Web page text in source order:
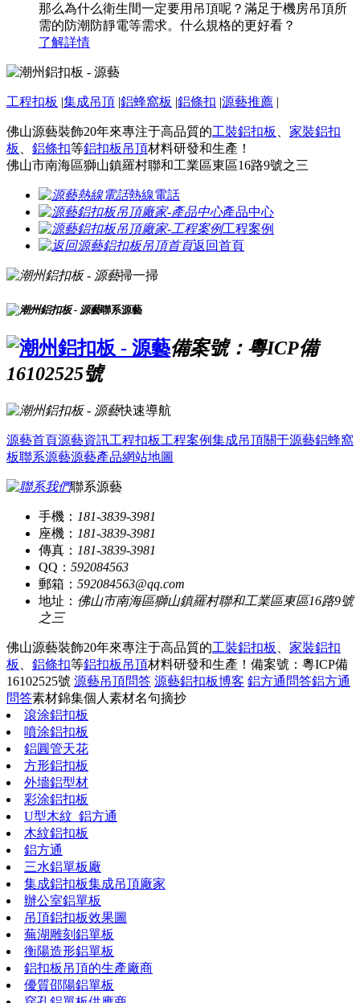
那么為什么衛生間一定要用吊頂呢？滿足于機房吊頂所
需的防潮防靜電等需求。什么規格的更好看？
了解詳情
工程扣板 集成吊頂 鋁蜂窩板 鋁條扣 源藝推薦
佛山源藝裝飾20年來專注于高品質的工裝鋁扣板 、 家裝鋁扣
板 、 鋁條扣等鋁扣板吊頂材料研發和生產！
佛山市南海區獅山鎮羅村聯和工業區東區16路9號之三
熱線電話
產品中心
工程案例
返回首頁
掃一掃
聯系源藝
備案號：粵ICP備
16102525號
快速導航
源藝首頁源藝資訊工程扣板工程案例集成吊頂關于源藝鋁蜂窩
板聯系源藝源藝產品網站地圖
聯系源藝
手機： 181-3839-3981
座機： 181-3839-3981
傳真： 181-3839-3981
QQ： 592084563
郵箱： 592084563@qq.com
地址： 佛山市南海區獅山鎮羅村聯和工業區東區16路9號
之三
佛山源藝裝飾20年來專注于高品質的工裝鋁扣板
家裝鋁扣
板
鋁條扣等鋁扣板吊頂材料研發和生產！ 備案號：粵ICP備
16102525號 源藝吊頂問答 源藝鋁扣板博客 鋁方通問答鋁方通
問答素材錦集個人素材名句摘抄
滾涂鋁扣板
噴涂鋁扣板
鋁圓管天花
方形鋁扣板
外墻鋁型材
彩涂鋁扣板
U型木紋_鋁方通
木紋鋁扣板
鋁方通
三水鋁單板廠
集成鋁扣板集成吊頂廠家
辦公室鋁單板
吊頂鋁扣板效果圖
蕪湖雕刻鋁單板
衡陽造形鋁單板
鋁扣板吊頂的生產廠商
優質邵陽鋁單板